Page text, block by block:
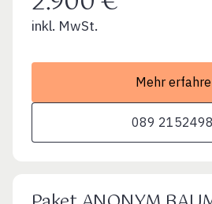
inkl. MwSt.
Mehr
089